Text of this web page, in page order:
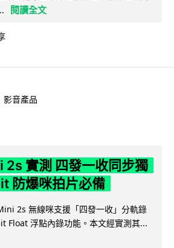
閱讀全文
影音產品
實測 四發一收同步獨
防爆咪拍片必備
2s 無線咪支援「四發一收」分軌錄
Float 浮點內錄功能。本文經實測其...